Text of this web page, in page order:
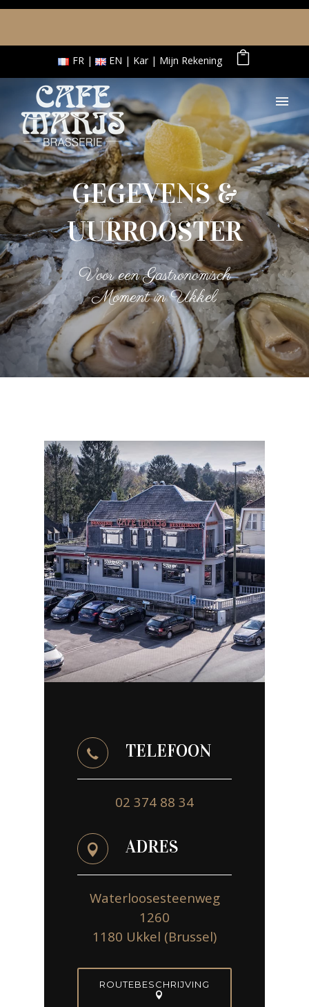
FR EN Kar Mijn Rekening
GEGEVENS &
UURROOSTER
Voor een Gastronomisch
Moment in Ukkel
TELEFOON
02 374 88 34
ADRES
Waterloosesteenweg
1260
1180 Ukkel (Brussel)
ROUTEBESCHRIJVING